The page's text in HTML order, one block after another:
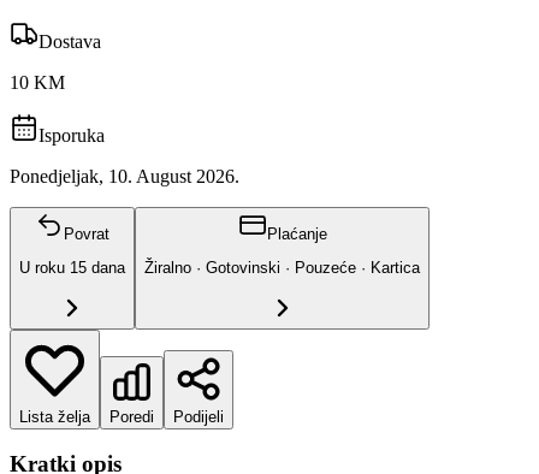
Dostava
10 KM
Isporuka
Ponedjeljak, 10. August 2026.
Povrat
U roku 15 dana
Plaćanje
Žiralno · Gotovinski · Pouzeće · Kartica
Lista želja Poredi Podijeli
Kratki opis